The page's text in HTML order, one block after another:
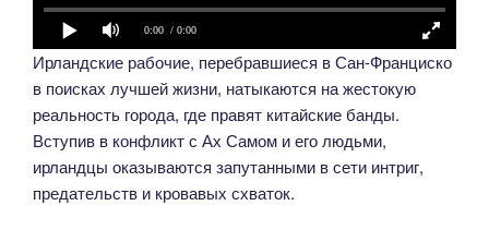
0:00 / 0:00
Ирландские рабочие, перебравшиеся в Сан-Франциско
в поисках лучшей жизни, натыкаются на жестокую
реальность города, где правят китайские банды.
Вступив в конфликт с Ах Самом и его людьми,
ирландцы оказываются запутанными в сети интриг,
предательств и кровавых схваток.